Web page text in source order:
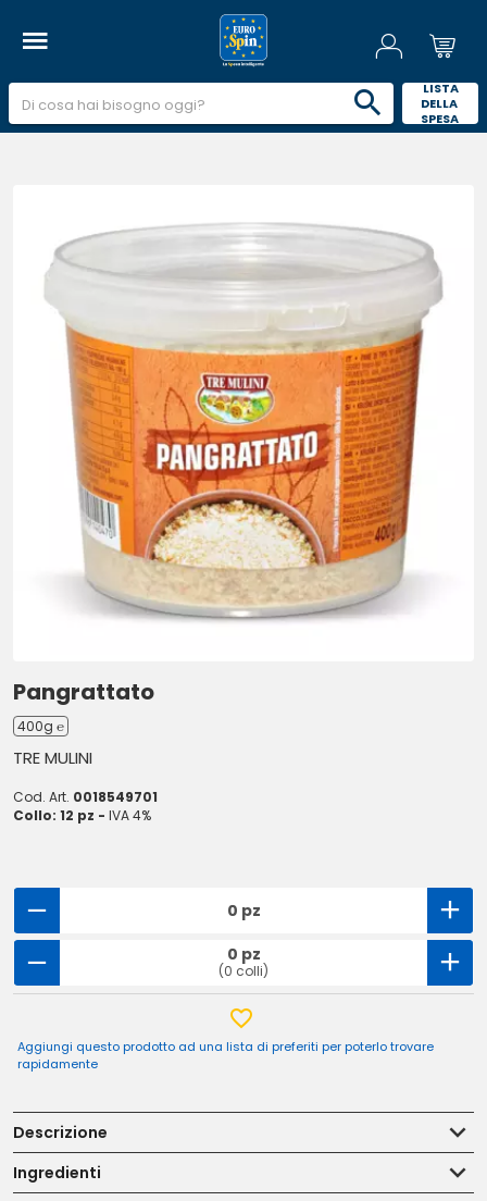
LISTA
DELLA
SPESA
Pangrattato
400g ℮
TRE MULINI
Cod. Art. 0018549701
Collo: 12 pz - IVA 4%
0 pz
0 pz
(0 colli)
Aggiungi questo prodotto ad una lista di preferiti per poterlo trovare
rapidamente
Descrizione
Ingredienti